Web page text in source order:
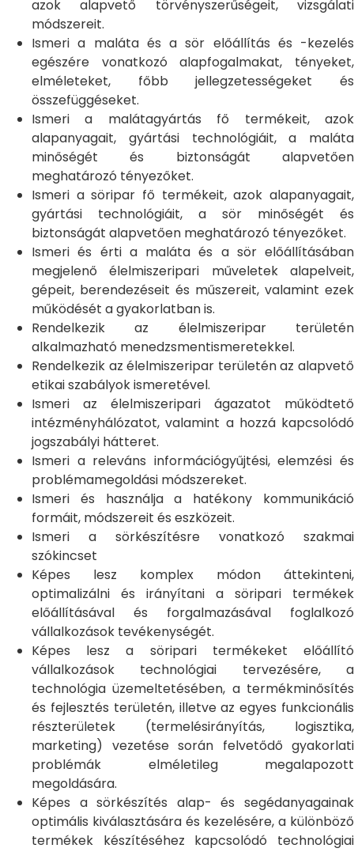
azok alapvető törvényszerűségeit, vizsgálati
módszereit.
Ismeri a maláta és a sör előállítás és -kezelés
egészére vonatkozó alapfogalmakat, tényeket,
elméleteket, főbb jellegzetességeket és
összefüggéseket.
Ismeri a malátagyártás fő termékeit, azok
alapanyagait, gyártási technológiáit, a maláta
minőségét és biztonságát alapvetően
meghatározó tényezőket.
Ismeri a söripar fő termékeit, azok alapanyagait,
gyártási technológiáit, a sör minőségét és
biztonságát alapvetően meghatározó tényezőket.
Ismeri és érti a maláta és a sör előállításában
megjelenő élelmiszeripari műveletek alapelveit,
gépeit, berendezéseit és műszereit, valamint ezek
működését a gyakorlatban is.
Rendelkezik az élelmiszeripar területén
alkalmazható menedzsmentismeretekkel.
Rendelkezik az élelmiszeripar területén az alapvető
etikai szabályok ismeretével.
Ismeri az élelmiszeripari ágazatot működtető
intézményhálózatot, valamint a hozzá kapcsolódó
jogszabályi hátteret.
Ismeri a releváns információgyűjtési, elemzési és
problémamegoldási módszereket.
Ismeri és használja a hatékony kommunikáció
formáit, módszereit és eszközeit.
Ismeri a sörkészítésre vonatkozó szakmai
szókincset
Képes lesz komplex módon áttekinteni,
optimalizálni és irányítani a söripari termékek
előállításával és forgalmazásával foglalkozó
vállalkozások tevékenységét.
Képes lesz a söripari termékeket előállító
vállalkozások technológiai tervezésére, a
technológia üzemeltetésében, a termékminősítés
és fejlesztés területén, illetve az egyes funkcionális
részterületek (termelésirányítás, logisztika,
marketing) vezetése során felvetődő gyakorlati
problémák elméletileg megalapozott
megoldására.
Képes a sörkészítés alap- és segédanyagainak
optimális kiválasztására és kezelésére, a különböző
termékek készítéséhez kapcsolódó technológiai